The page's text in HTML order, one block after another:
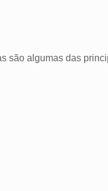
são algumas das